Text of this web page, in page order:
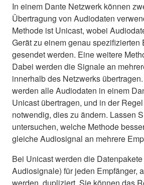
In einem Dante Netzwerk können
Übertragung von Audiodaten
Methode ist Unicast, wobei
Gerät zu einem genau spezifizierten
gesendet werden. Eine weitere
Dabei werden die Signale an
innerhalb des Netzwerks
werden alle Audiodaten in einem
Unicast übertragen, und in der
notwendig, dies zu ändern. Lassen
untersuchen, welche Methode
gleiche Audiosignal an mehrere
Bei Unicast werden die
Audiosignale) für jeden Empfänger,